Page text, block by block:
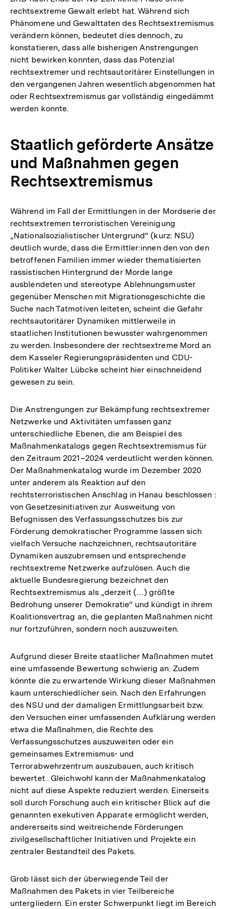
rechtsextreme Gewalt erlebt hat. Während sich
Phänomene und Gewalttaten des Rechtsextremismus
verändern können, bedeutet dies dennoch, zu
konstatieren, dass alle bisherigen Anstrengungen
nicht bewirken konnten, dass das Potenzial
rechtsextremer und rechtsautoritärer Einstellungen in
den vergangenen Jahren wesentlich abgenommen hat
oder Rechtsextremismus gar vollständig eingedämmt
werden konnte.
Staatlich geförderte Ansätze
und Maßnahmen gegen
Rechtsextremismus
Während im Fall der Ermittlungen in der Mordserie der
rechtsextremen terroristischen Vereinigung
„Nationalsozialistischer Untergrund“ (kurz: NSU)
deutlich wurde, dass die Ermittler:innen den von den
betroffenen Familien immer wieder thematisierten
rassistischen Hintergrund der Morde lange
ausblendeten und stereotype Ablehnungsmuster
gegenüber Menschen mit Migrationsgeschichte die
Suche nach Tatmotiven leiteten, scheint die Gefahr
rechtsautoritärer Dynamiken mittlerweile in
staatlichen Institutionen bewusster wahrgenommen
zu werden. Insbesondere der rechtsextreme Mord an
dem Kasseler Regierungspräsidenten und CDU-
Politiker Walter Lübcke scheint hier einschneidend
gewesen zu sein.
Die Anstrengungen zur Bekämpfung rechtsextremer
Netzwerke und Aktivitäten umfassen ganz
unterschiedliche Ebenen, die am Beispiel des
Maßnahmenkatalogs gegen Rechtsextremismus für
den Zeitraum 2021–2024 verdeutlicht werden können.
Der Maßnahmenkatalog wurde im Dezember 2020
unter anderem als Reaktion auf den
rechtsterroristischen Anschlag in Hanau beschlossen :
von Gesetzesinitiativen zur Ausweitung von
Befugnissen des Verfassungsschutzes bis zur
Förderung demokratischer Programme lassen sich
vielfach Versuche nachzeichnen, rechtsautoritäre
Dynamiken auszubremsen und entsprechende
rechtsextreme Netzwerke aufzulösen. Auch die
aktuelle Bundesregierung bezeichnet den
Rechtsextremismus als „derzeit (…) größte
Bedrohung unserer Demokratie“ und kündigt in ihrem
Koalitionsvertrag an, die geplanten Maßnahmen nicht
nur fortzuführen, sondern noch auszuweiten.
Aufgrund dieser Breite staatlicher Maßnahmen mutet
eine umfassende Bewertung schwierig an. Zudem
könnte die zu erwartende Wirkung dieser Maßnahmen
kaum unterschiedlicher sein. Nach den Erfahrungen
des NSU und der damaligen Ermittlungsarbeit bzw.
den Versuchen einer umfassenden Aufklärung werden
etwa die Maßnahmen, die Rechte des
Verfassungsschutzes auszuweiten oder ein
gemeinsames Extremismus- und
Terrorabwehrzentrum auszubauen, auch kritisch
bewertet . Gleichwohl kann der Maßnahmenkatalog
nicht auf diese Aspekte reduziert werden. Einerseits
soll durch Forschung auch ein kritischer Blick auf die
genannten exekutiven Apparate ermöglicht werden,
andererseits sind weitreichende Förderungen
zivilgesellschaftlicher Initiativen und Projekte ein
zentraler Bestandteil des Pakets.
Grob lässt sich der überwiegende Teil der
Maßnahmen des Pakets in vier Teilbereiche
untergliedern. Ein erster Schwerpunkt liegt im Bereich